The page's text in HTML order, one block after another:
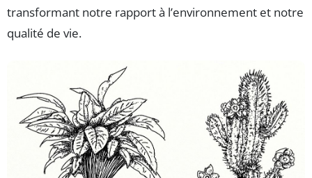
transformant notre rapport à l’environnement et notre
qualité de vie.